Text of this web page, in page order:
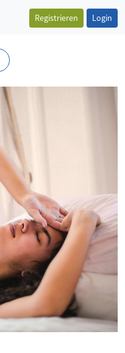
Registrieren Login